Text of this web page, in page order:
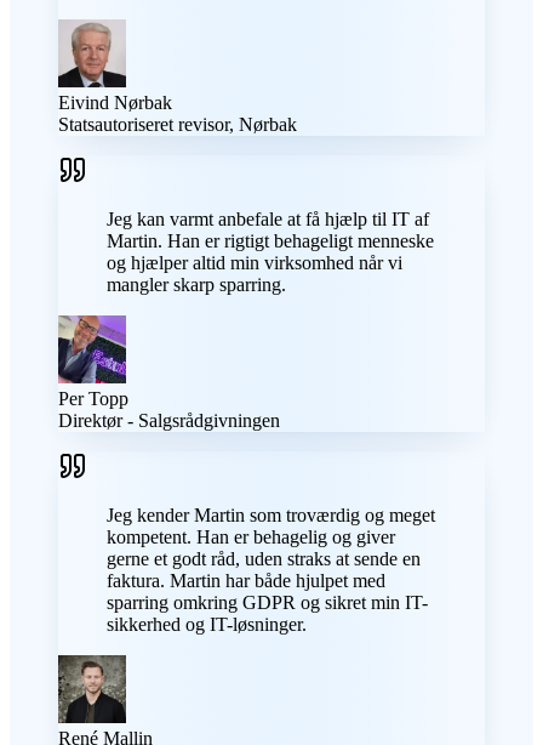
Eivind Nørbak
Statsautoriseret revisor, Nørbak
Jeg kan varmt anbefale at få hjælp til IT af
Martin. Han er rigtigt behageligt menneske
og hjælper altid min virksomhed når vi
mangler skarp sparring.
Per Topp
Direktør - Salgsrådgivningen
Jeg kender Martin som troværdig og meget
kompetent. Han er behagelig og giver
gerne et godt råd, uden straks at sende en
faktura. Martin har både hjulpet med
sparring omkring GDPR og sikret min IT-
sikkerhed og IT-løsninger.
René Mallin